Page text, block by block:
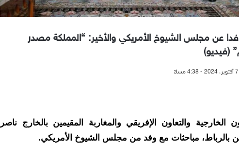
عن مجلس الشيوخ الأمريكي والأخير: “المملكة مصدر
(فيديو)
7 أكتوبر، 2024 - 4:38 مساءً
والتعاون الإفريقي والمغاربة المقيمين بالخارج ناصر
بالرباط، مباحثات مع وفد من مجلس الشيوخ الأمريكي.